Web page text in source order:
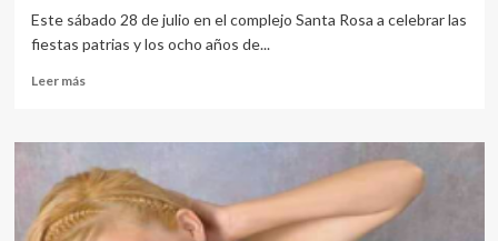
Este sábado 28 de julio en el complejo Santa Rosa a celebrar las
fiestas patrias y los ocho años de...
Leer másLeer
UN
28
diferente